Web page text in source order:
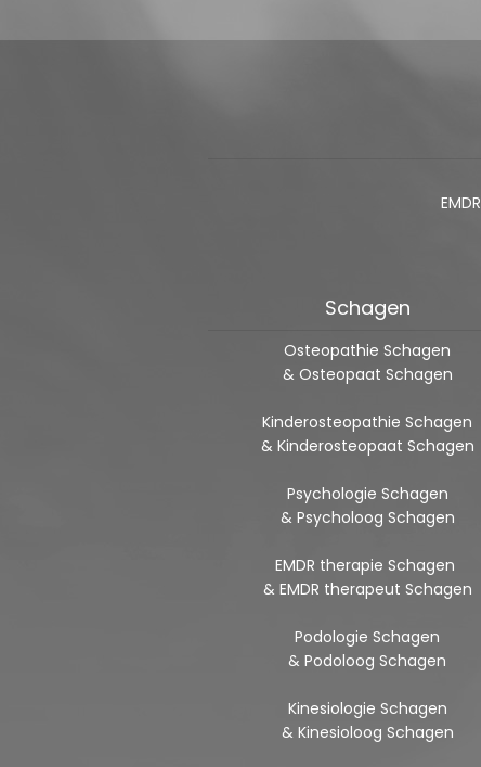
EMDR
Schagen
Osteopathie Schagen
& Osteopaat Schagen
Kinderosteopathie Schagen
& Kinderosteopaat Schagen
Psychologie Schagen
& Psycholoog Schagen
EMDR therapie Schagen
& EMDR therapeut Schagen
Podologie Schagen
& Podoloog Schagen
Kinesiologie Schagen
& Kinesioloog Schagen